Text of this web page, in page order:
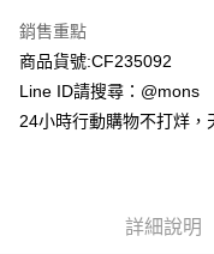
台新國際商業銀行
台灣樂天信用卡公司
元大商業銀行
玉山商業銀行
台灣樂天信用卡公司
悠遊付
AFTEE先享後付
銷售重點
商品貨號:CF235092
Line ID請搜尋：@mons
24小時行動購物不打烊，
詳細說明